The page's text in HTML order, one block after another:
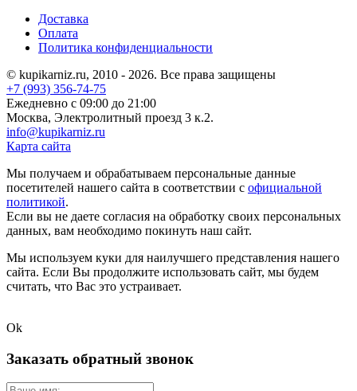
Доставка
Оплата
Политика конфиденциальности
© kupikarniz.ru, 2010 - 2026. Все права защищены
+7 (993) 356-74-75
Eжедневно с 09:00 до 21:00
Москва, Электролитный проезд 3 к.2.
info@kupikarniz.ru
Карта сайта
Мы получаем и обрабатываем персональные данные
посетителей нашего сайта в соответствии с официальной
политикой.
Если вы не даете согласия на обработку своих персональных
данных, вам необходимо покинуть наш сайт.
Мы используем куки для наилучшего представления нашего
сайта. Если Вы продолжите использовать сайт, мы будем
считать, что Вас это устраивает.
Ok
Заказать обратный звонок